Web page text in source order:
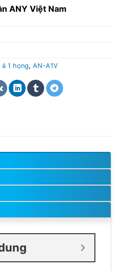
ANY Việt Nam
á 1 họng, AN-A1V